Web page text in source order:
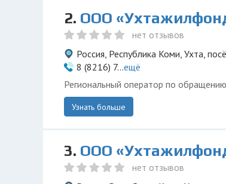
2. ООО
нет отзывов
Россия, Республика Коми, Ухта,
8 (8216) 7...ещё
Региональный оператор по
Узнать больше
3. ООО
нет отзывов